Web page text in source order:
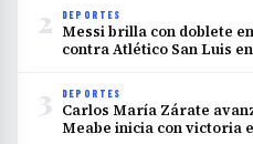
2 DEPORTES
Messi brilla con doblete
contra Atlético San Luis
3 DEPORTES
Carlos María Zárate
Meabe inicia con victoria